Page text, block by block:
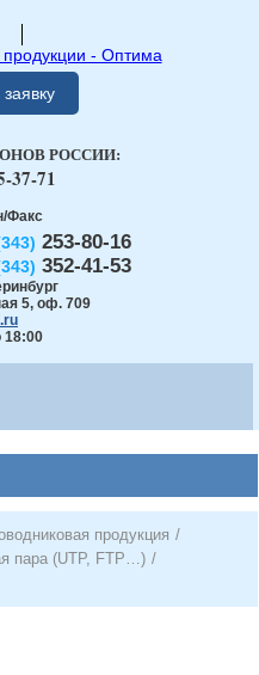
Факс
253-80-16
352-41-53
5, оф. 709
18:00
РОССИИ:
37-71
продукция /
пара (UTP, FTP…) /